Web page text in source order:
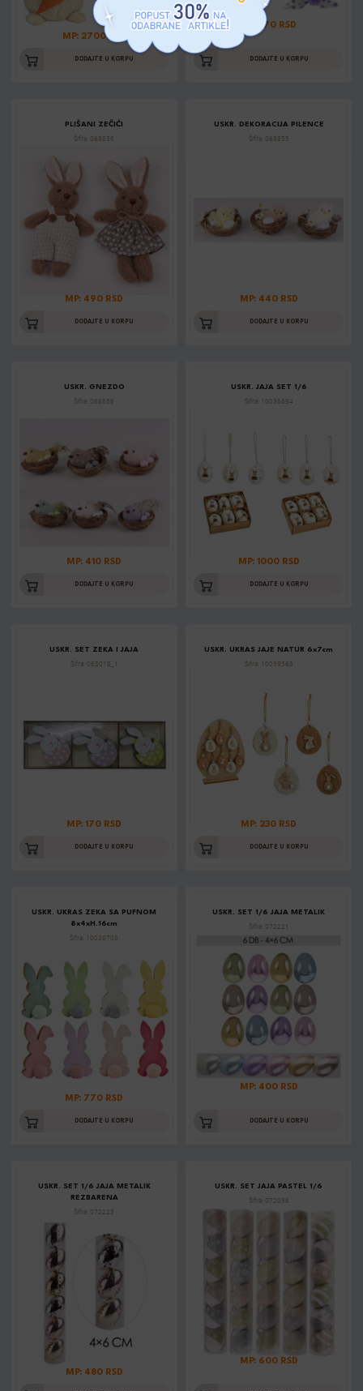
MP: 2700 RSD
DODAJTE U KORPU
MP: 170 RSD
DODAJTE U KORPU
PLIŠANI ZEČIĆI
Šifra: 068836
MP: 490 RSD
DODAJTE U KORPU
USKR. DEKORACIJA PILENCE
Šifra: 068855
MP: 440 RSD
DODAJTE U KORPU
USKR. GNEZDO
Šifra: 068858
MP: 410 RSD
DODAJTE U KORPU
USKR. JAJA SET 1/6
Šifra: 10038694
MP: 1000 RSD
DODAJTE U KORPU
USKR. SET ZEKA I JAJA
Šifra: 065018_1
MP: 170 RSD
DODAJTE U KORPU
USKR. UKRAS JAJE NATUR 6x7cm
Šifra: 10039368
MP: 230 RSD
DODAJTE U KORPU
USKR. UKRAS ZEKA SA PUFNOM
8x4xH.16cm
Šifra: 10038708
MP: 770 RSD
DODAJTE U KORPU
USKR. SET 1/6 JAJA METALIK
Šifra: 072221
MP: 400 RSD
DODAJTE U KORPU
USKR. SET 1/6 JAJA METALIK
REZBARENA
Šifra: 072223
MP: 480 RSD
USKR. SET JAJA PASTEL 1/6
Šifra: 072056
MP: 600 RSD